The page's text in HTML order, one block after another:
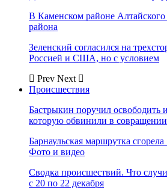
В Каменском районе Алтайского
района
Зеленский согласился на
Россией и США, но с условием
Prev Next
Происшествия
Бастрыкин поручил освободить
которую обвинили в
Барнаульская маршрутка
Фото и видео
Сводка происшествий. Что
с 20 по 22 декабря